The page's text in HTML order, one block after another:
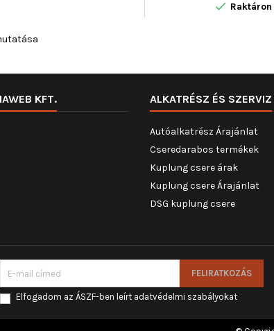
 Raktáron
KFT. ALKATRÉSZ ÉS SZERVIZ
Autóalkatrész Árajánlat
Cseredarabos termékek
Kuplung csere árak
Kuplung csere Árajánlat
DSG kuplung csere
Elfogadom az ÁSZF-ben leírt adatvédelmi szabályokat